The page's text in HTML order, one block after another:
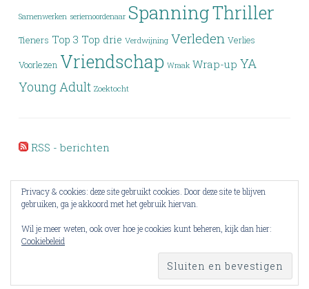
Samenwerken seriemoordenaar SpanningThriller
Tieners Top 3 Top drie Verdwijning Verleden Verlies
Voorlezen Vriendschap Wraak Wrap-up YA
Young Adult Zoektocht
RSS - berichten
PROUDLY POWERED BY WORDPRESS
THEME: PENSCRATCH BYWORDPRESS.COM.
Privacy & cookies: deze site gebruikt cookies. Door deze site te blijven
gebruiken, ga je akkoord met het gebruik hiervan.
Wil je meer weten, ook over hoe je cookies kunt beheren, kijk dan hier:
Cookiebeleid